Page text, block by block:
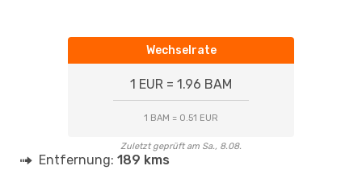
Wechselrate
1 EUR = 1.96 BAM
1 BAM = 0.51 EUR
Zuletzt geprüft am Sa., 8.08.
Entfernung: 189 kms